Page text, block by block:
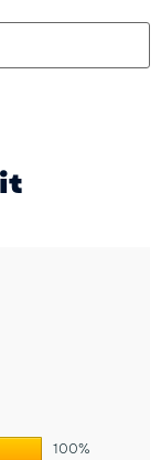
100%